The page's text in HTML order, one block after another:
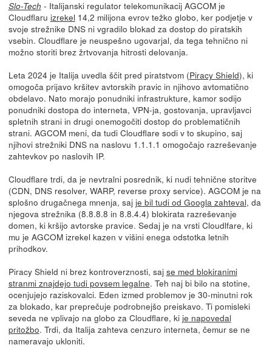
Slo-Tech - Italijanski regulator telekomunikacij AGCOM je
Cloudflaru izrekel 14,2 milijona evrov težko globo, ker podjetje v
svoje strežnike DNS ni vgradilo blokad za dostop do piratskih
vsebin. Cloudflare je neuspešno ugovarjal, da tega tehnično ni
možno storiti brez žrtvovanja hitrosti delovanja.
Leta 2024 je Italija uvedla ščit pred piratstvom (Piracy Shield), ki
omogoča prijavo kršitev avtorskih pravic in njihovo avtomatično
obdelavo. Nato morajo ponudniki infrastrukture, kamor sodijo
ponudniki dostopa do interneta, VPN-ja, gostovanja, upravljavci
spletnih strani in drugi onemogočiti dostop do problematičnih
strani. AGCOM meni, da tudi Cloudflare sodi v to skupino, saj
njihovi strežniki DNS na naslovu 1.1.1.1 omogočajo razreševanje
zahtevkov po naslovih IP.
Cloudflare trdi, da je nevtralni posrednik, ki nudi tehnične storitve
(CDN, DNS resolver, WARP, reverse proxy service). AGCOM je na
splošno drugačnega mnenja, saj je bil tudi od Googla zahteval, da
njegova strežnika (8.8.8.8 in 8.8.4.4) blokirata razreševanje
domen, ki kršijo avtorske pravice. Sedaj je na vrsti Cloudlfare, ki
mu je AGCOM izrekel kazen v višini enega odstotka letnih
prihodkov.
Piracy Shield ni brez kontroverznosti, saj se med blokiranimi
stranmi znajdejo tudi povsem legalne. Teh naj bi bilo na stotine,
ocenjujejo raziskovalci. Eden izmed problemov je 30-minutni rok
za blokado, kar preprečuje podrobnejšo preiskavo. Ti pomisleki
seveda ne vplivajo na globo za Cloudflare, ki je napovedal
pritožbo. Trdi, da Italija zahteva cenzuro interneta, čemur se ne
nameravajo ukloniti.